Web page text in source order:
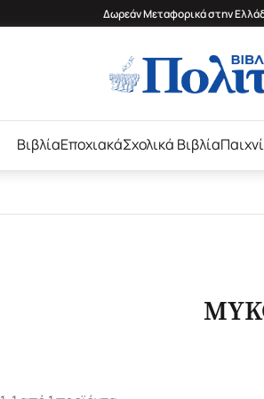
Δωρεάν Μεταφορικά στην
ΒιβλίαΕποχιακάΣχολικά Βιβλία